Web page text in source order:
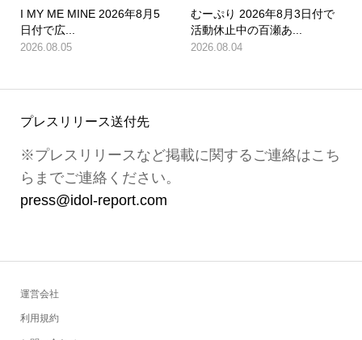
I MY ME MINE 2026年8月5
日付で広...
2026.08.05
むーぷり 2026年8月3日付で
活動休止中の百瀬あ...
2026.08.04
プレスリリース送付先
※プレスリリースなど掲載に関するご連絡はこち
らまでご連絡ください。
press@idol-report.com
運営会社
利用規約